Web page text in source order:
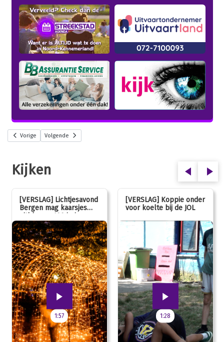
Vorige Volgende
Kijken
[VERSLAG] Lichtjesavond
Bergen mag kaarsjes
uitblazen: 100 jarig
jubileum!
1:57
[VERSLAG] Koppie onder
voor koelte bij de JOL
1:28